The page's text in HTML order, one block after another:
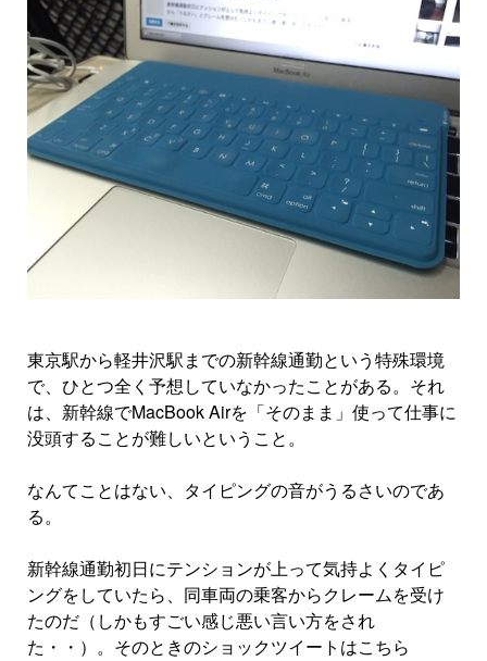
東京駅から軽井沢駅までの新幹線通勤という特殊環境
で、ひとつ全く予想していなかったことがある。それ
は、新幹線でMacBook Airを「そのまま」使って仕事に
没頭することが難しいということ。
なんてことはない、タイピングの音がうるさいのであ
る。
新幹線通勤初日にテンションが上って気持よくタイピ
ングをしていたら、同車両の乗客からクレームを受け
たのだ（しかもすごい感じ悪い言い方をされ
た・・）。そのときのショックツイートはこちら